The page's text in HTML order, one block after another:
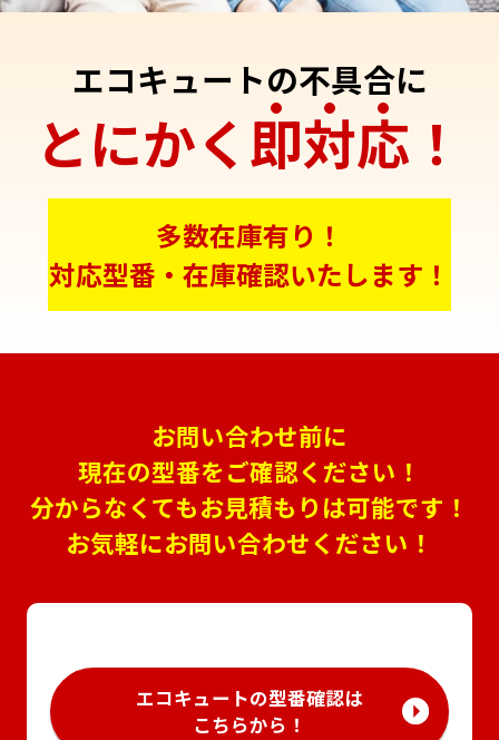
エコキュートの不具合に
とにかく即対応 ！
多数在庫有り！
対応型番・在庫確認いたします！
お問い合わせ前に
現在の型番をご確認ください！
分からなくてもお見積もりは可能です！
お気軽にお問い合わせください！
エコキュートの型番確認は
こちらから！